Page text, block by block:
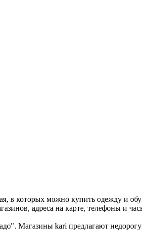
в которых можно купить одежду и
адреса на карте, телефоны и
Магазины kari предлагают